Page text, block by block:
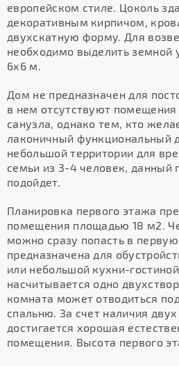
европейском стиле. Цоколь
декоративным кирпичом,
двухскатную форму. Для
необходимо выделить земной
6х6 м.
Дом не предназначен для
в нем отсутствуют помещения
санузла, однако тем, кто
лаконичный функциональный
небольшой территории для
семьи из 3-4 человек, данный
подойдет.
Планировка первого этажа
помещения площадью 18 м2.
можно сразу попасть в
предназначена для
или небольшой кухни-
насчитывается одно
комната может отводиться
спальню. За счет наличия
достигается хорошая
помещения. Высота первого